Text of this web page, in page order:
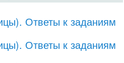
Ответы к заданиям
Ответы к заданиям